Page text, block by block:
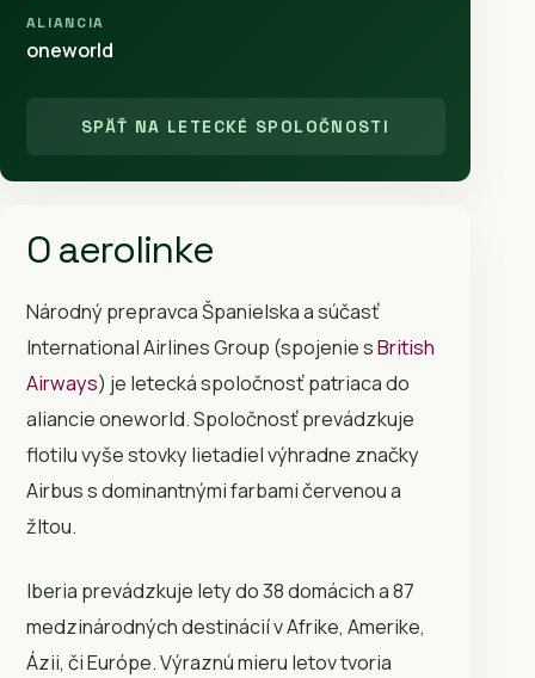
ALIANCIA
oneworld
SPÄŤ NA LETECKÉ SPOLOČNOSTI
O aerolinke
Národný prepravca Španielska a súčasť
International Airlines Group (spojenie sBritish
Airways) je letecká spoločnosť patriaca do
aliancie oneworld. Spoločnosť prevádzkuje
flotilu vyše stovky lietadiel výhradne značky
Airbus s dominantnými farbami červenou a
žltou.
Iberia prevádzkuje lety do 38 domácich a 87
medzinárodných destinácií v Afrike, Amerike,
Ázii, či Európe. Výraznú mieru letov tvoria